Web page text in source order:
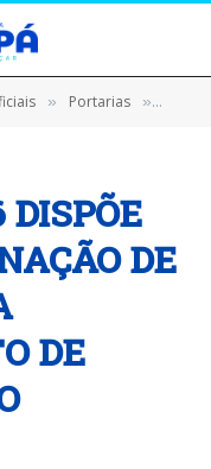
» Portarias »
DE
DE